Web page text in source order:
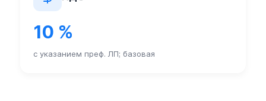
10 %
с указанием преф. ЛП; базовая